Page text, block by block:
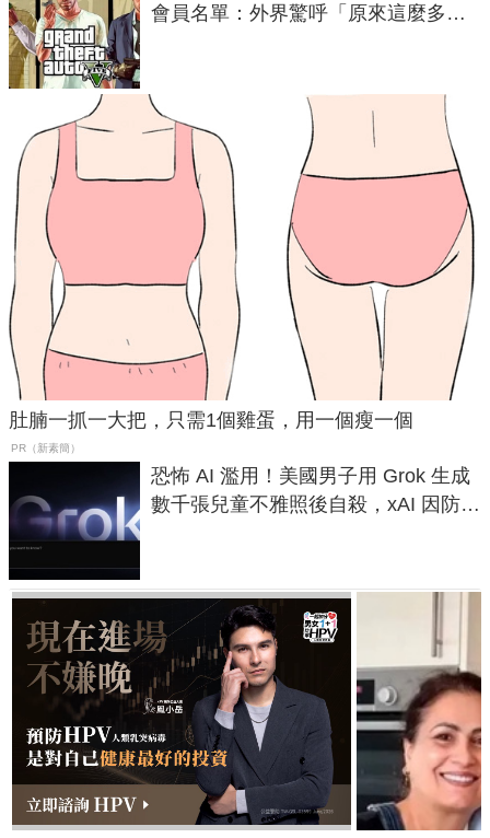
會員名單：外界驚呼「原來這麼多人
肚腩一抓一大把，只需1個雞蛋，用一個瘦一個
PR（新素簡）
恐怖 AI 濫用！美國男子用 Grok 生成
數千張兒童不雅照後自殺，xAI 因防護